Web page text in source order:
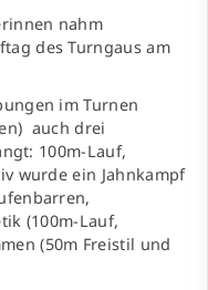
nahm
des Turngaus am
im Turnen
auch drei
100m-Lauf,
wurde ein Jahnkampf
(100m-Lauf,
(50m Freistil und